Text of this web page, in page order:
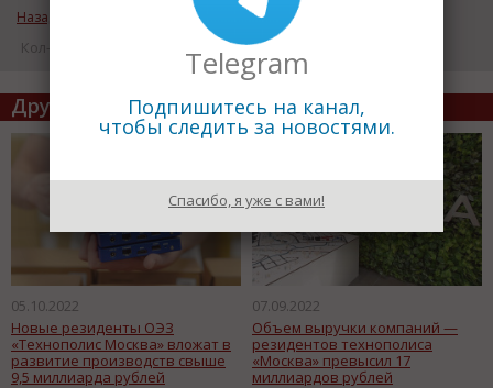
Назад к рубрике «Деньги. Инвестиции»
Кол-во просмотров: 6778
Другие статьи по теме
05.10.2022
Новые резиденты ОЭЗ
«Технополис Москва» вложат в
развитие производств свыше
9,5 миллиарда рублей
07.09.2022
Объем выручки компаний —
резидентов технополиса
«Москва» превысил 17
миллиардов рублей
Telegram
Подпишитесь на канал,
чтобы следить за новостями.
Спасибо, я уже с вами!